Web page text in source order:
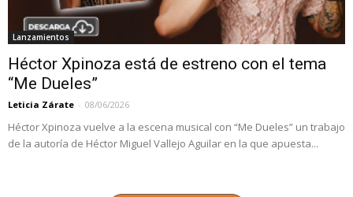
Lanzamientos
Héctor Xpinoza está de estreno con el tema
“Me Dueles”
Leticia Zárate - 08/06/2026
Héctor Xpinoza vuelve a la escena musical con “Me Dueles” un trabajo
de la autoría de Héctor Miguel Vallejo Aguilar en la que apuesta...